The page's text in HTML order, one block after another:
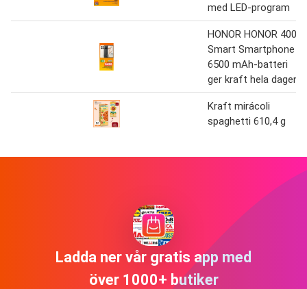
med LED-program
HONOR HONOR 400
Smart Smartphone
6500 mAh-batteri
ger kraft hela dagen
Kraft mirácoli
spaghetti 610,4 g
Ladda ner vår gratis app med
över 1000+ butiker